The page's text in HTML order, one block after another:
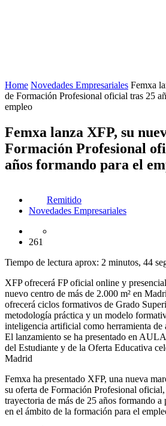
Home Novedades Empresariales Femxa
de Formación Profesional oficial tras 25
empleo
Femxa lanza XFP, su
Formación Profesional
años formando para el
Remitido
Novedades Empresariales
261
Tiempo de lectura aprox: 2 minutos, 44
XFP ofrecerá FP oficial online y
nuevo centro de más de 2.000 m² en
ofrecerá ciclos formativos de Grado
metodología práctica y un modelo
inteligencia artificial como herramienta de
El lanzamiento se ha presentado en
del Estudiante y de la Oferta Educativa
Madrid
Femxa ha presentado XFP, una nueva
su oferta de Formación Profesional
trayectoria de más de 25 años formando a
en el ámbito de la formación para el